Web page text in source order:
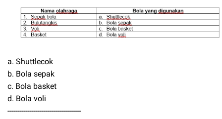
a. Shuttlecok
b. Bola sepak
c. Bola basket
d. Bola voli
-------------------------------------